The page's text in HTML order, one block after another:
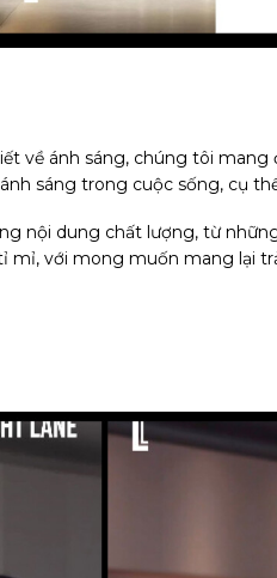
về ánh sáng, chúng tôi mang
sáng trong cuộc sống, cụ
nội dung chất lượng, từ
mỉ, với mong muốn mang lại